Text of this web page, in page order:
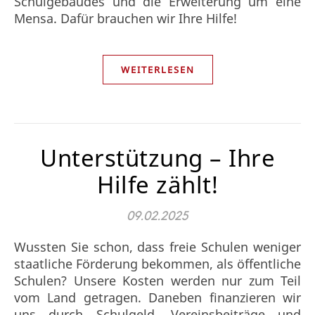
Mensa. Dafür brauchen wir Ihre Hilfe!
WEITERLESEN
Unterstützung – Ihre
Hilfe zählt!
09.02.2025
Wussten Sie schon, dass freie Schulen weniger
staatliche Förderung bekommen, als öffentliche
Schulen? Unsere Kosten werden nur zum Teil
vom Land getragen. Daneben finanzieren wir